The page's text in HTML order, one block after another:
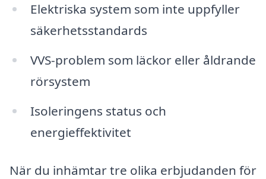
Elektriska system som inte uppfyller
säkerhetsstandards
VVS-problem som läckor eller åldrande
rörsystem
Isoleringens status och
energieffektivitet
När du inhämtar tre olika erbjudanden för